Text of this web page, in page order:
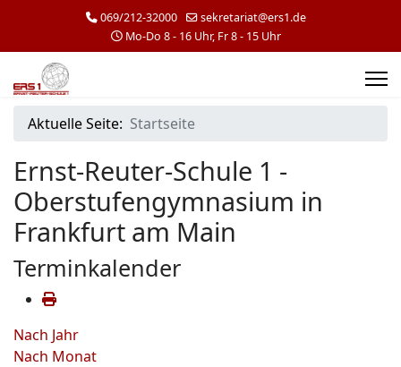
069/212-32000
sekretariat@ers1.de
Mo-Do 8 - 16 Uhr, Fr 8 - 15 Uhr
Aktuelle Seite: Startseite
Ernst-Reuter-Schule 1 -
Oberstufengymnasium in
Frankfurt am Main
Terminkalender
Nach Jahr
Nach Monat